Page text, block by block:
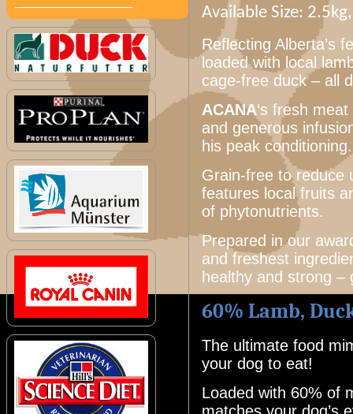
Available Size:
Reflecting Alberta’s
loaded with local
cage-free duck – all
ACANA‘s fresh
and generous
his peak conditioning.
Grain-free to reduce
features local fruits
of phytonutrients.
Prepared in our
and freshest
healthy and strong –
60% Lamb,
The ultimate food
your dog to eat!
Loaded with 60% of